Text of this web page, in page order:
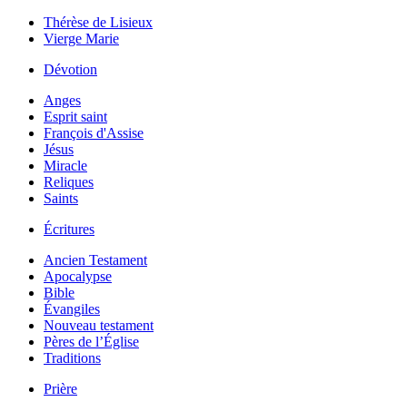
Thérèse de Lisieux
Vierge Marie
Dévotion
Anges
Esprit saint
François d'Assise
Jésus
Miracle
Reliques
Saints
Écritures
Ancien Testament
Apocalypse
Bible
Évangiles
Nouveau testament
Pères de l’Église
Traditions
Prière